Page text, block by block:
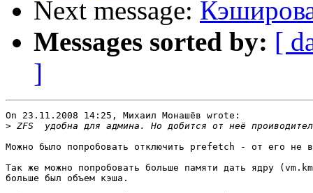
Next message:
Messages sorted by: [
]
On 23.11.2008 14:25, Михаил Монашёв wrote:
>
Можно было попробовать отключить prefetch - от его не
Так же можно попробовать больше памяти дать ядру
больше был объем кэша.